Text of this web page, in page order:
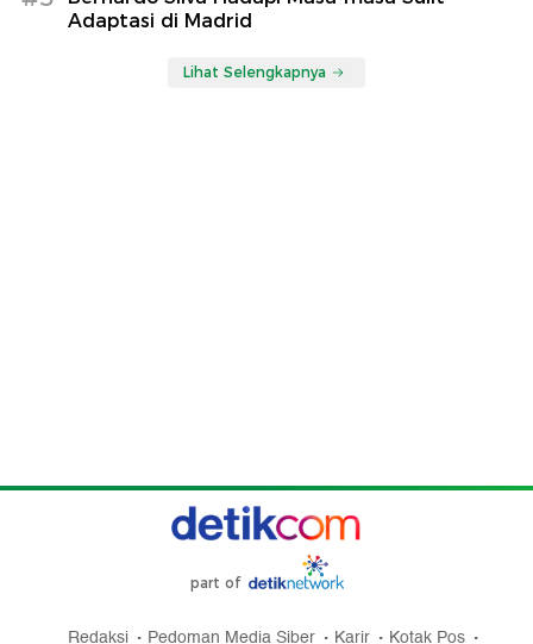
Adaptasi di Madrid
Lihat Selengkapnya
part of
Redaksi Pedoman Media Siber Karir Kotak Pos